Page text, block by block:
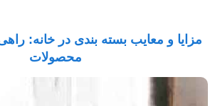
مزایا و معایب بسته بندی در خانه:
محصولات